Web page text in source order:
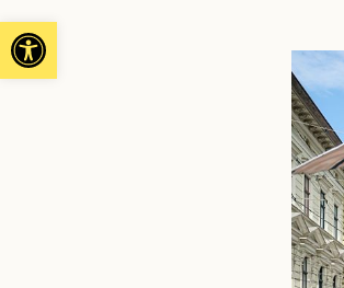
Eszköztár megnyitása